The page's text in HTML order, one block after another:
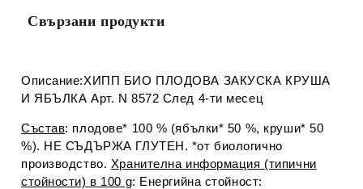
Свързани продукти
Описание:ХИПП БИО ПЛОДОВА ЗАКУСКА КРУША
И ЯБЪЛКА Арт. N 8572 След 4-ти месец
Състав: плодове* 100 % (ябълки* 50 %, круши* 50
%). НЕ СЪДЪРЖА ГЛУТЕН. *от биологично
производство. Хранителна информация (типични
стойности) в 100 g: Енергийна стойност: